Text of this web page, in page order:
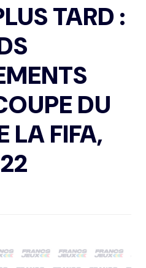
TARD :
DU
LA FIFA,